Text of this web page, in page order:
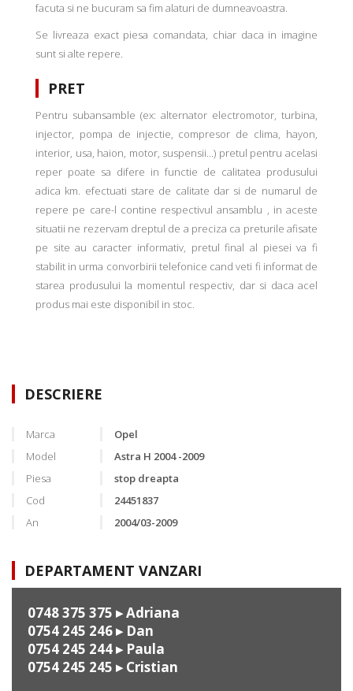
facuta si ne bucuram sa fim alaturi de dumneavoastra.
Se livreaza exact piesa comandata, chiar daca in imagine
sunt si alte repere.
PRET
Pentru subansamble (ex: alternator electromotor, turbina,
injector, pompa de injectie, compresor de clima, hayon,
interior, usa, haion, motor, suspensii...) pretul pentru acelasi
reper poate sa difere in functie de calitatea produsului
adica km. efectuati stare de calitate dar si de numarul de
repere pe care-l contine respectivul ansamblu , in aceste
situatii ne rezervam dreptul de a preciza ca preturile afisate
pe site au caracter informativ, pretul final al piesei va fi
stabilit in urma convorbirii telefonice cand veti fi informat de
starea produsului la momentul respectiv, dar si daca acel
produs mai este disponibil in stoc.
DESCRIERE
Marca
Opel
Model
Astra H 2004 -2009
Piesa
stop dreapta
Cod
24451837
An
2004/03-2009
DEPARTAMENT VANZARI
0748 375 375 ▸ Adriana
0754 245 246▸ Dan
0754 245 244▸ Paula
0754 245 245 ▸ Cristian